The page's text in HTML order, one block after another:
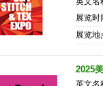
展览
展览
2025
英文名